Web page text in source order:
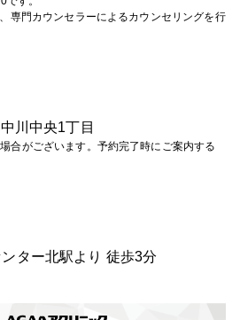
専門カウンセラーによるカウンセリングを行
川中央1丁目
合がございます。予約完了時にご案内する
ター北駅より 徒歩3分